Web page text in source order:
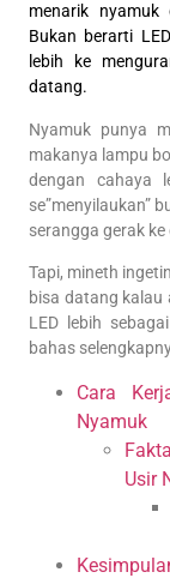
menarik
Bukan berarti
lebih ke
datang.
Nyamuk punya
makanya lampu
dengan cahaya
se”menyilaukan”
serangga gerak
Tapi, mineth
bisa datang kalau
LED lebih
bahas
Cara
Nyamuk
Usir